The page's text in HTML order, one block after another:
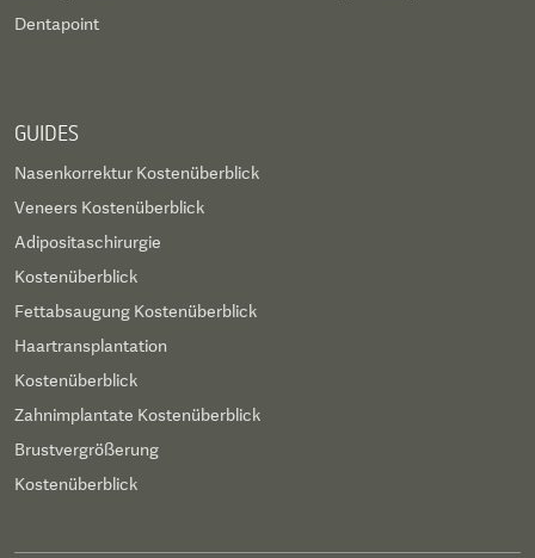
Dentapoint
GUIDES
Nasenkorrektur Kostenüberblick
Veneers Kostenüberblick
Adipositaschirurgie
Kostenüberblick
Fettabsaugung Kostenüberblick
Haartransplantation
Kostenüberblick
Zahnimplantate Kostenüberblick
Brustvergrößerung
Kostenüberblick